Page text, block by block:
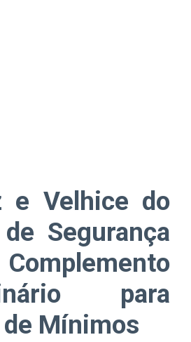
e Velhice do
Segurança
para
Mínimos